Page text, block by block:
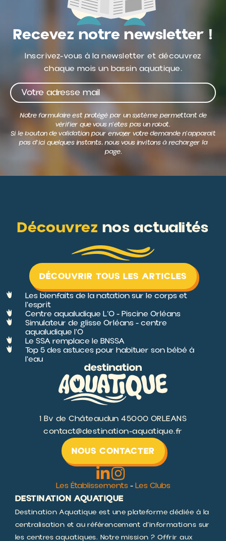
Recevez notre newsletter !
Inscrivez-vous à la newsletter et découvrez
chaque mois un bassin aquatique.
DÉCOUVRIR TOUS LES ARTICLES
Les bienfaits de la natation sur le corps et
l'esprit
Centre aqualudique L’O - Piscine Orléans
Simulateur de glisse Orléans - centre
aqualudique l'O
Le SSA remplace le BNSSA
Top 5 des astuces pour habituer son bébé à
l'eau
1 Bv de Châteaudun 45000 ORLEANS
NOUS CONTACTER
Les Établissements-Les Clubs
DESTINATION AQUATIQUE
Destination Aquatique est une plateforme dédiée à la
centralisation et au référencement d’informations sur
les centres aquatiques. Notre mission ? Offrir aux